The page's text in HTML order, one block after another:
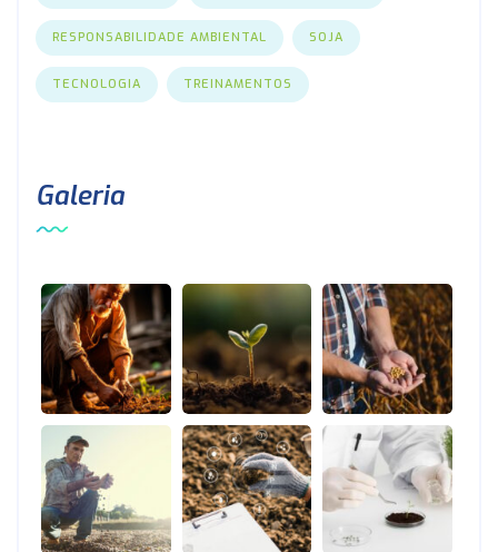
RESPONSABILIDADE AMBIENTAL SOJA
TECNOLOGIA TREINAMENTOS
Galeria